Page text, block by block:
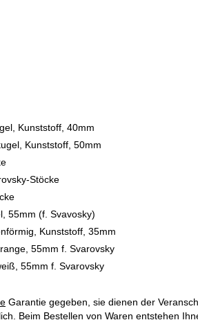
Kunststoff, 40mm
Kunststoff, 50mm
Stöcke
55mm (f. Svavosky)
Kunststoff, 35mm
55mm f. Svarovsky
55mm f. Svarovsky
Garantie gegeben, sie dienen der
Beim Bestellen von Waren entstehen